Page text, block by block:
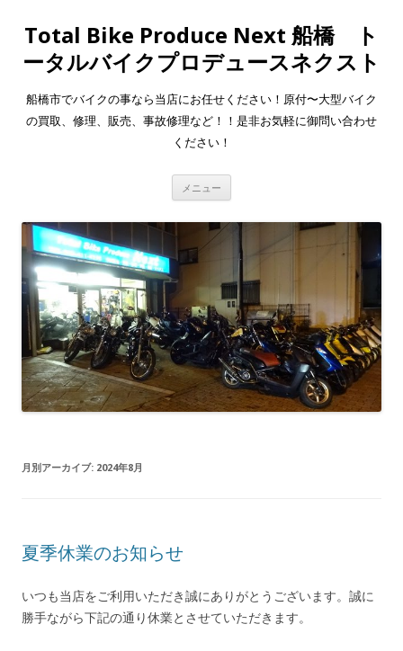
Total Bike Produce Next 船橋 ト
ータルバイクプロデュースネクスト
船橋市でバイクの事なら当店にお任せください！原付〜大型バイク
の買取、修理、販売、事故修理など！！是非お気軽に御問い合わせ
ください！
メニュー
ン
ツ
移
月別アーカイブ: 2024年8月
夏季休業のお知らせ
いつも当店をご利用いただき誠にありがとうございます。誠に
勝手ながら下記の通り休業とさせていただきます。